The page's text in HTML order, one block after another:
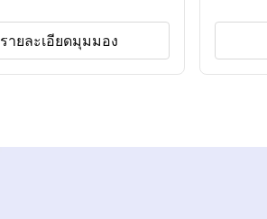
รายละเอียดมุมมอง